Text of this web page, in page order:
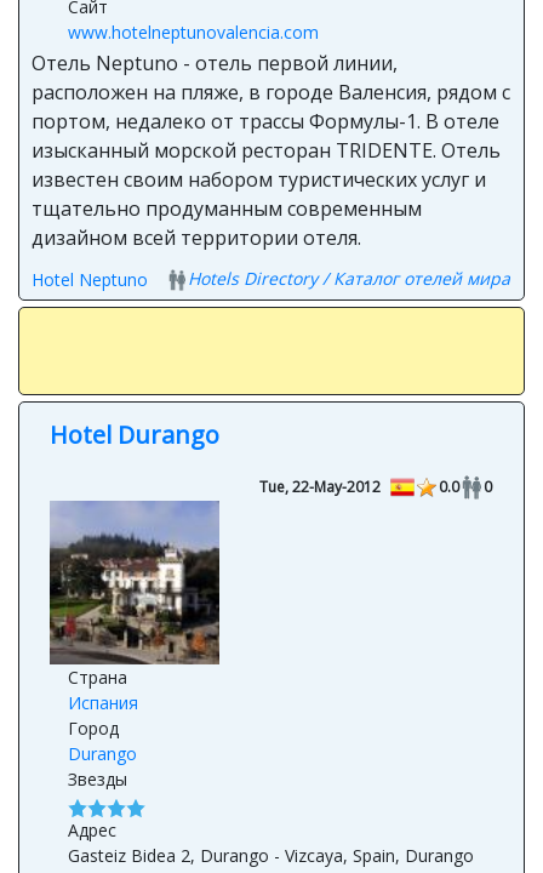
Сайт
www.hotelneptunovalencia.com
Отель Neptuno - отель первой линии,
расположен на пляже, в городе Валенсия, рядом с
портом, недалеко от трассы Формулы-1. В отеле
изысканный морской ресторан TRIDENTE. Отель
известен своим набором туристических услуг и
тщательно продуманным современным
дизайном всей территории отеля.
Hotel Neptuno Hotels Directory / Каталог отелей мира
Hotel Durango
Tue, 22-May-2012 0.0 0
Страна
Испания
Город
Durango
Звезды
Адрес
Gasteiz Bidea 2, Durango - Vizcaya, Spain, Durango